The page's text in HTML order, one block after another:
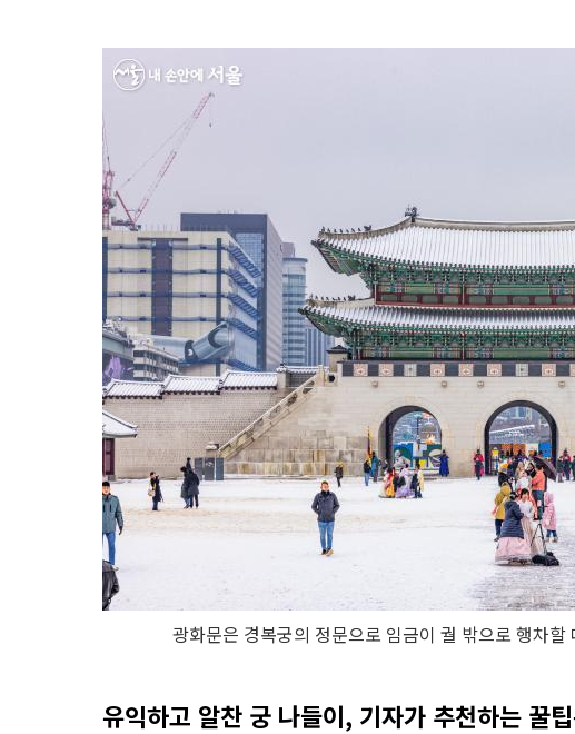
광화문은 경복궁의 정문으로 임금이 궐 밖으로 행차
유익하고 알찬 궁 나들이, 기자가 추천하는 꿀